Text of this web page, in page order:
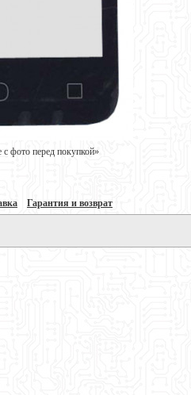
с фото перед покупкой»
Гарантия и возврат